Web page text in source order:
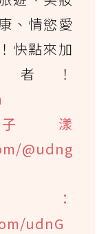
、情慾愛
快點來加
！
漾
@udng
udnG